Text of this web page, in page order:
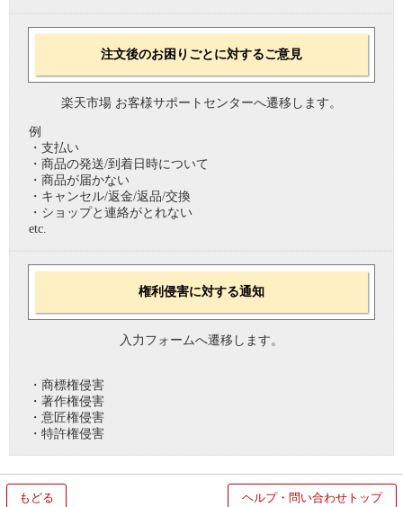
注文後のお困りごとに対するご意見
楽天市場 お客様サポートセンターへ遷移します。
例
・支払い
・商品の発送/到着日時について
・商品が届かない
・キャンセル/返金/返品/交換
・ショップと連絡がとれない
etc.
権利侵害に対する通知
入力フォームへ遷移します。
・商標権侵害
・著作権侵害
・意匠権侵害
・特許権侵害
もどる ヘルプ・問い合わせトップ